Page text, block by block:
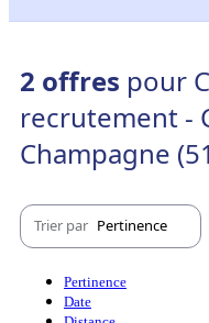
2 offres pour
recrutement -
Champagne
Trier par Pertinence
Pertinence
Date